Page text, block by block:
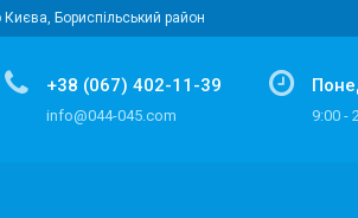
Бориспільський район
9:00 -
+38 (067) 402-11-39
info@044-045.com